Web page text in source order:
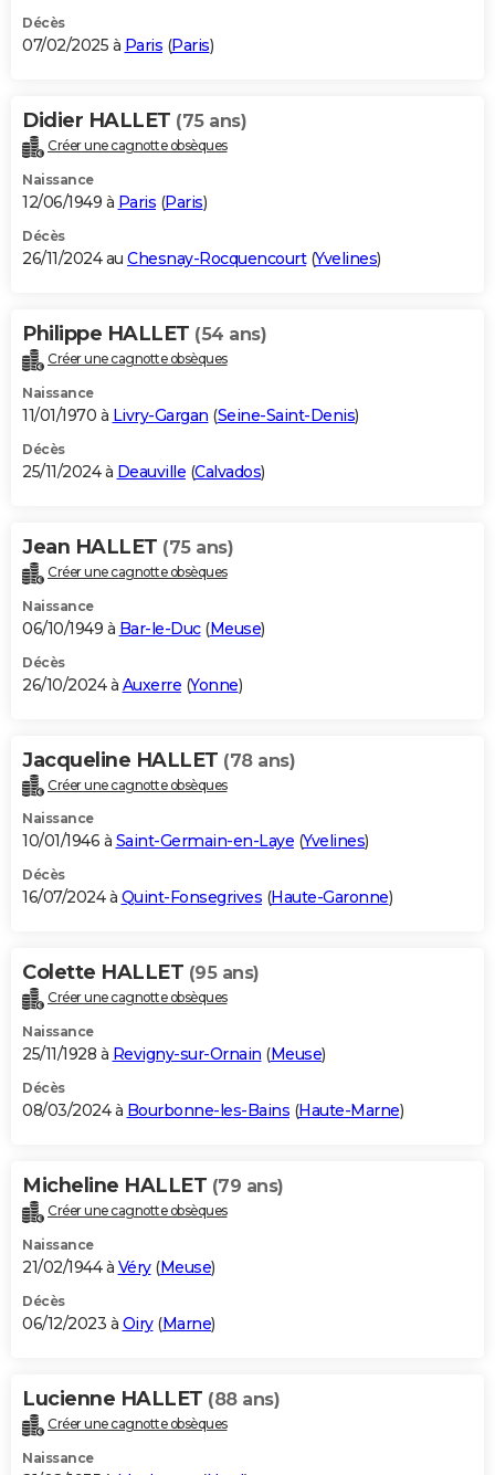
Décès
07/02/2025 à Paris (Paris)
Didier HALLET (75 ans)
Créer une cagnotte obsèques
Naissance
12/06/1949 à Paris (Paris)
Décès
26/11/2024 au Chesnay-Rocquencourt(Yvelines)
Philippe HALLET (54 ans)
Créer une cagnotte obsèques
Naissance
11/01/1970 à Livry-Gargan (Seine-Saint-Denis)
Décès
25/11/2024 à Deauville (Calvados)
Jean HALLET (75 ans)
Créer une cagnotte obsèques
Naissance
06/10/1949 à Bar-le-Duc(Meuse)
Décès
26/10/2024 à Auxerre (Yonne)
Jacqueline HALLET (78 ans)
Créer une cagnotte obsèques
Naissance
10/01/1946 à Saint-Germain-en-Laye (Yvelines)
Décès
16/07/2024 à Quint-Fonsegrives (Haute-Garonne)
Colette HALLET (95 ans)
Créer une cagnotte obsèques
Naissance
25/11/1928 à Revigny-sur-Ornain (Meuse)
Décès
08/03/2024 à Bourbonne-les-Bains (Haute-Marne)
Micheline HALLET (79 ans)
Créer une cagnotte obsèques
Naissance
21/02/1944 à Véry(Meuse)
Décès
06/12/2023 à Oiry(Marne)
Lucienne HALLET (88 ans)
Créer une cagnotte obsèques
Naissance